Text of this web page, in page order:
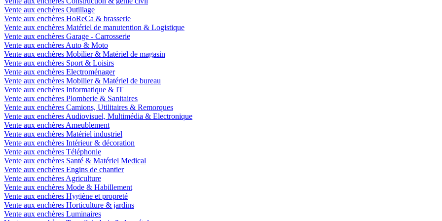
Vente aux enchères Outillage
Vente aux enchères HoReCa & brasserie
Vente aux enchères Matériel de manutention & Logistique
Vente aux enchères Garage - Carrosserie
Vente aux enchères Auto & Moto
Vente aux enchères Mobilier & Matériel de magasin
Vente aux enchères Sport & Loisirs
Vente aux enchères Electroménager
Vente aux enchères Mobilier & Matériel de bureau
Vente aux enchères Informatique & IT
Vente aux enchères Plomberie & Sanitaires
Vente aux enchères Camions, Utilitaires & Remorques
Vente aux enchères Audiovisuel, Multimédia & Electronique
Vente aux enchères Ameublement
Vente aux enchères Matériel industriel
Vente aux enchères Intérieur & décoration
Vente aux enchères Téléphonie
Vente aux enchères Santé & Matériel Medical
Vente aux enchères Engins de chantier
Vente aux enchères Agriculture
Vente aux enchères Mode & Habillement
Vente aux enchères Hygiène et propreté
Vente aux enchères Horticulture & jardins
Vente aux enchères Luminaires